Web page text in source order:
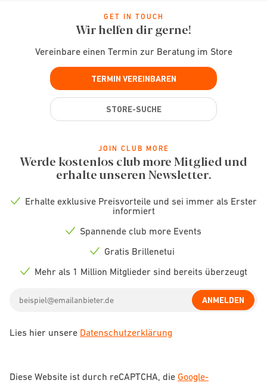
GET IN TOUCH
Wir helfen dir gerne!
Vereinbare einen Termin zur Beratung im Store
TERMIN VEREINBAREN
STORE-SUCHE
JOIN CLUB MORE
Werde kostenlos club more Mitglied und
erhalte unseren Newsletter.
Erhalte exklusive Preisvorteile und sei immer als Erster
informiert
Check
Spannende club more Events
icon
Gratis Brillenetui
Mehr als 1 Million Mitglieder sind bereits überzeugt
address
ANMELDEN
Lies hier unsere Datenschutzerklärung
Diese Website ist durch reCAPTCHA, die Google-